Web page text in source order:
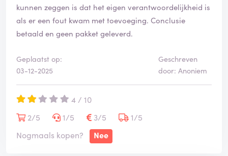
kunnen zeggen is dat het eigen verantwoordelijkheid is
als er een fout kwam met toevoeging. Conclusie
betaald en geen pakket geleverd.
Geplaatst op:
03-12-2025
Geschreven
door: Anoniem
4 / 10
2/5
1/5 3/5
1/5
Nogmaals kopen?
Nee